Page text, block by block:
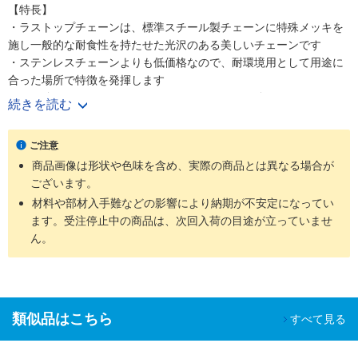
【特長】
・ラストップチェーンは、標準スチール製チェーンに特殊メッキを
施し一般的な耐食性を持たせた光沢のある美しいチェーンです
・ステンレスチェーンよりも低価格なので、耐環境用として用途に
合った場所で特徴を発揮します
・引張強さについてはステンレスチェーンよりも強いです
【用途】
・ラストップチェーンはほとんどのローラチェーン、ニバイピッチ
等のアタッチメント付チェーンにも適用可能です
・耐環境用として軽い腐食環境にさらされる屋外使用に最適です
続きを読む
ご注意
商品画像は形状や色味を含め、実際の商品とは異なる場合が
ございます。
材料や部材入手難などの影響により納期が不安定になってい
ます。受注停止中の商品は、次回入荷の目途が立っていませ
ん。
類似品はこちら すべて見る